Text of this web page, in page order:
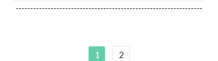
----------------------------------------------------------------
1 2